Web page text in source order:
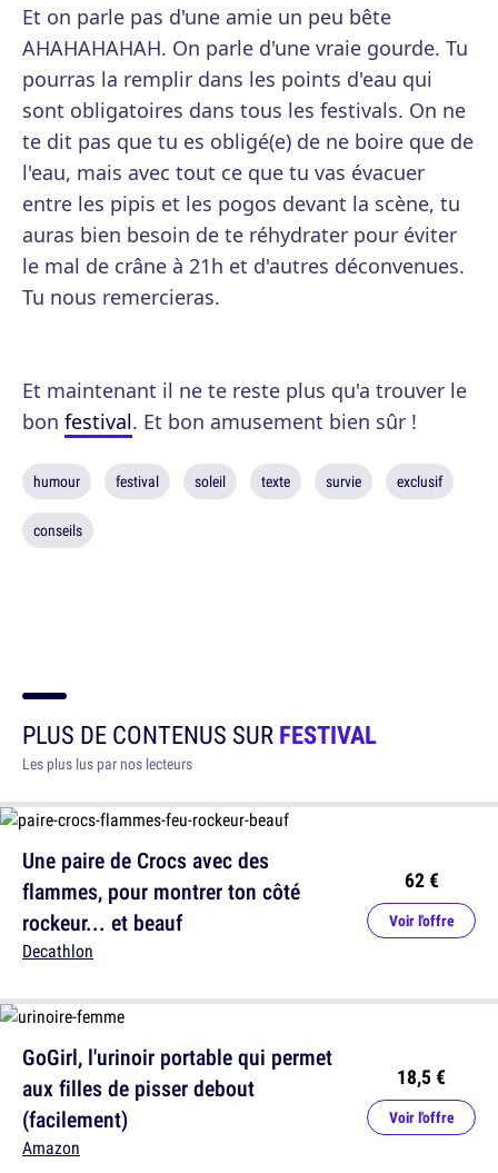
Et on parle pas d'une amie un peu bête
AHAHAHAHAH. On parle d'une vraie gourde. Tu
pourras la remplir dans les points d'eau qui
sont obligatoires dans tous les festivals. On ne
te dit pas que tu es obligé(e) de ne boire que de
l'eau, mais avec tout ce que tu vas évacuer
entre les pipis et les pogos devant la scène, tu
auras bien besoin de te réhydrater pour éviter
le mal de crâne à 21h et d'autres déconvenues.
Tu nous remercieras.
Et maintenant il ne te reste plus qu'a trouver le
bon festival. Et bon amusement bien sûr !
humour festival soleil texte survie exclusif
conseils
PLUS DE CONTENUS SURFESTIVAL
Les plus lus par nos lecteurs
Une paire de Crocs avec des
flammes, pour montrer ton côté
rockeur... et beauf
Decathlon
62 €
Voir l'offre
GoGirl, l'urinoir portable qui permet
aux filles de pisser debout
(facilement)
Amazon
18,5 €
Voir l'offre